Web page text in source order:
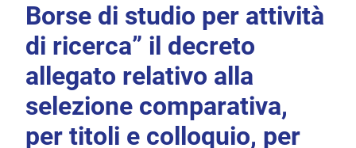
Borse di studio per attività
di ricerca” il decreto
allegato relativo alla
selezione comparativa,
per titoli e colloquio, per